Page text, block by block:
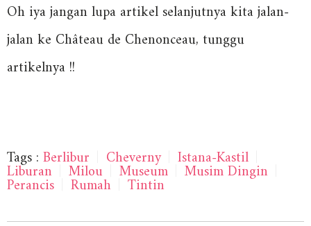
Oh iya jangan lupa artikel selanjutnya kita jalan-
jalan ke Château de Chenonceau, tunggu
artikelnya !!
Tags : Berlibur Cheverny Istana-Kastil
Liburan Milou Museum Musim Dingin
Perancis Rumah Tintin